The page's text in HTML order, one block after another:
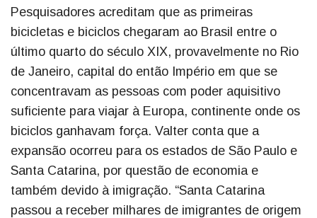
Pesquisadores acreditam que as primeiras
bicicletas e biciclos chegaram ao Brasil entre o
último quarto do século XIX, provavelmente no Rio
de Janeiro, capital do então Império em que se
concentravam as pessoas com poder aquisitivo
suficiente para viajar à Europa, continente onde os
biciclos ganhavam força. Valter conta que a
expansão ocorreu para os estados de São Paulo e
Santa Catarina, por questão de economia e
também devido à imigração. “Santa Catarina
passou a receber milhares de imigrantes de origem